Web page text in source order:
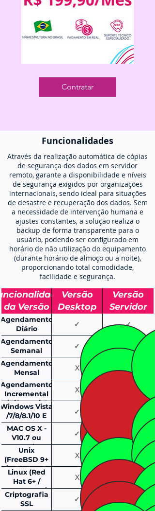
Backup
Contratar
Funcionalidades
Através da realização automática de cópias
de segurança dos dados em servidor
remoto, garante a disponibilidade e níveis
de segurança exigidos por organizações
internacionais, sendo ideal para situações
de desastre e recuperação dos dados. Sem
a necessidade de intervenção humana e
ajustes constantes, a solução realiza o
backup de forma transparente para o
usuário, podendo ser configurado em
horário de não utilização do equipamento
(durante horário de almoço ou a noite),
proporcionando total comodidade,
facilidade e segurança.
da Versão
Versão
Desktop
Versão
Servidor
Agendamento
Diário
✓
✓
Agendamento
Semanal
✓
✓
Agendamento
Mensal
X
Agendamento
Incremental
/Diferencial
X
Windows Vista
/7/8/8.1/10 E
SERVIDORES
2008/2012/2016
✓
MAC OS X -
V10.7 ou
Superior
✓
Unix
(FreeBSD 9+
/ Sollaris10+)
X
Linux (Red
Hat 6+ /
Centos 6+ /
Ubuntu 14.+
Lts)
X
Criptografia
SSL
✓